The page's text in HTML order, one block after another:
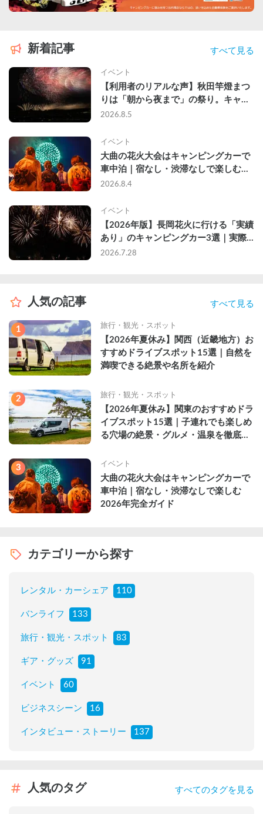
新着記事 すべて見る
イベント
【利用者のリアルな声】秋田竿燈まつ
りは「朝から夜まで」の祭り。キャン
ピングカーで行った2組の記録
2026.8.5
イベント
大曲の花火大会はキャンピングカーで
車中泊｜宿なし・渋滞なしで楽しむ
2026年完全ガイド
2026.8.4
イベント
【2026年版】長岡花火に行ける「実績
あり」のキャンピングカー3選｜実際
に利用したゲストのレビュー付き
2026.7.28
人気の記事 すべて見る
1 旅行・観光・スポット
【2026年夏休み】関西（近畿地方）お
すすめドライブスポット15選｜自然を
満喫できる絶景や名所を紹介
2 旅行・観光・スポット
【2026年夏休み】関東のおすすめドラ
イブスポット15選｜子連れでも楽しめ
る穴場の絶景・グルメ・温泉を徹底解
3 イベント
大曲の花火大会はキャンピングカーで
車中泊｜宿なし・渋滞なしで楽しむ
2026年完全ガイド
カテゴリーから探す
レンタル・カーシェア 110
バンライフ 133
旅行・観光・スポット 83
ギア・グッズ 91
イベント 60
ビジネスシーン 16
インタビュー・ストーリー 137
人気のタグ すべてのタグを見る